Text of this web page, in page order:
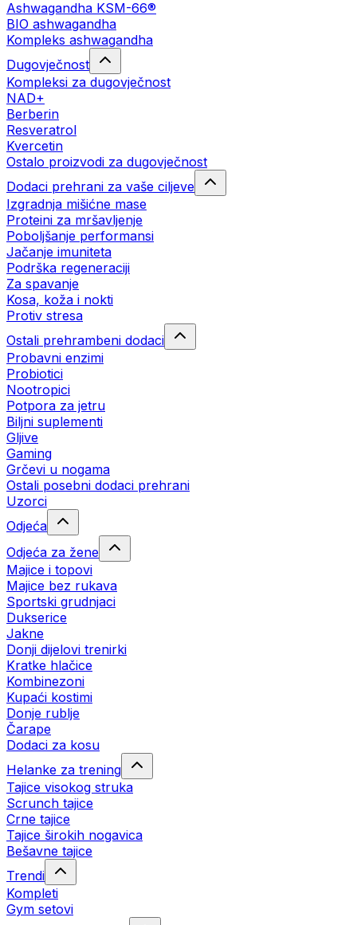
Ashwagandha KSM-66®
BIO ashwagandha
Kompleks ashwagandha
Dugovječnost
Kompleksi za dugovječnost
NAD+
Berberin
Resveratrol
Kvercetin
Ostalo proizvodi za dugovječnost
Dodaci prehrani za vaše ciljeve
Izgradnja mišićne mase
Proteini za mršavljenje
Poboljšanje performansi
Jačanje imuniteta
Podrška regeneraciji
Za spavanje
Kosa, koža i nokti
Protiv stresa
Ostali prehrambeni dodaci
Probavni enzimi
Probiotici
Nootropici
Potpora za jetru
Biljni suplementi
Gljive
Gaming
Grčevi u nogama
Ostali posebni dodaci prehrani
Uzorci
Odjeća
Odjeća za žene
Majice i topovi
Majice bez rukava
Sportski grudnjaci
Dukserice
Jakne
Donji dijelovi trenirki
Kratke hlačice
Kombinezoni
Kupaći kostimi
Donje rublje
Čarape
Dodaci za kosu
Helanke za trening
Tajice visokog struka
Scrunch tajice
Crne tajice
Tajice širokih nogavica
Bešavne tajice
Trendi
Kompleti
Gym setovi